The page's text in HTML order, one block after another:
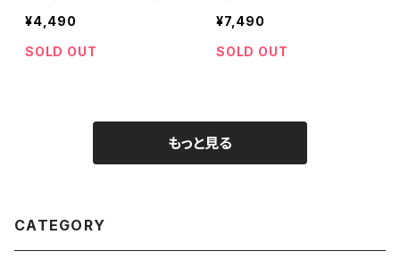
¥4,490
SOLD OUT
¥7,490
SOLD OUT
もっと見る
CATEGORY